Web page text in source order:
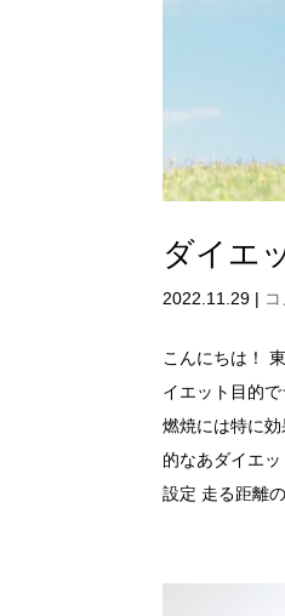
ダイエ
2022.11.29 |
こんにちは！
イエット目的
燃焼には特に
的なあダイエ
設定 走る距離